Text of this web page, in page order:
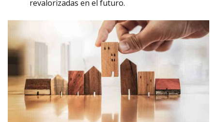
revalorizadas en el futuro.